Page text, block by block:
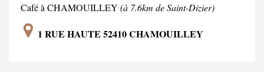
Café à CHAMOUILLEY (à 7.6km de Saint-Dizier)
1 RUE HAUTE 52410 CHAMOUILLEY